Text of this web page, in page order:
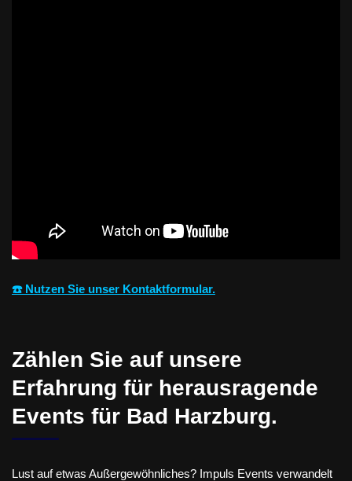
☎️ Nutzen Sie unser Kontaktformular.
Zählen Sie auf unsere
Erfahrung für herausragende
Events für Bad Harzburg.
Lust auf etwas Außergewöhnliches? Impuls Events verwandelt